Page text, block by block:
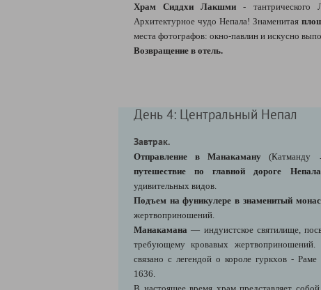
Храм Сиддхи Лакшми - тантрического
Архитектурное чудо Непала! Знаменитая
места фотографов: окно-павлин и искусно
Возвращение в отель.
День 4: Центральный Непал
Завтрак.
Отправление в Манакаману (Катманду
путешествие по главной дороге
удивительных видов.
Подъем на фуникулере в знаменитый
жертвоприношений.
Манакамана — индуистское святилище,
требующему кровавых жертвоприношений.
связано с легендой о короле гуркхов -
1636.